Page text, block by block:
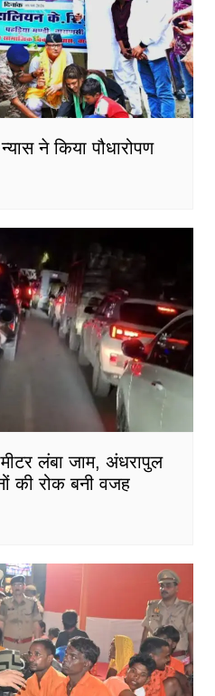
ने किया पौधारोपण
लंबा जाम, अंधरापुल
की रोक बनी वजह